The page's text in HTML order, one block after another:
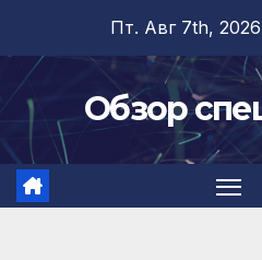
содержимому
Пт. Авг 7th, 2026
Обзор